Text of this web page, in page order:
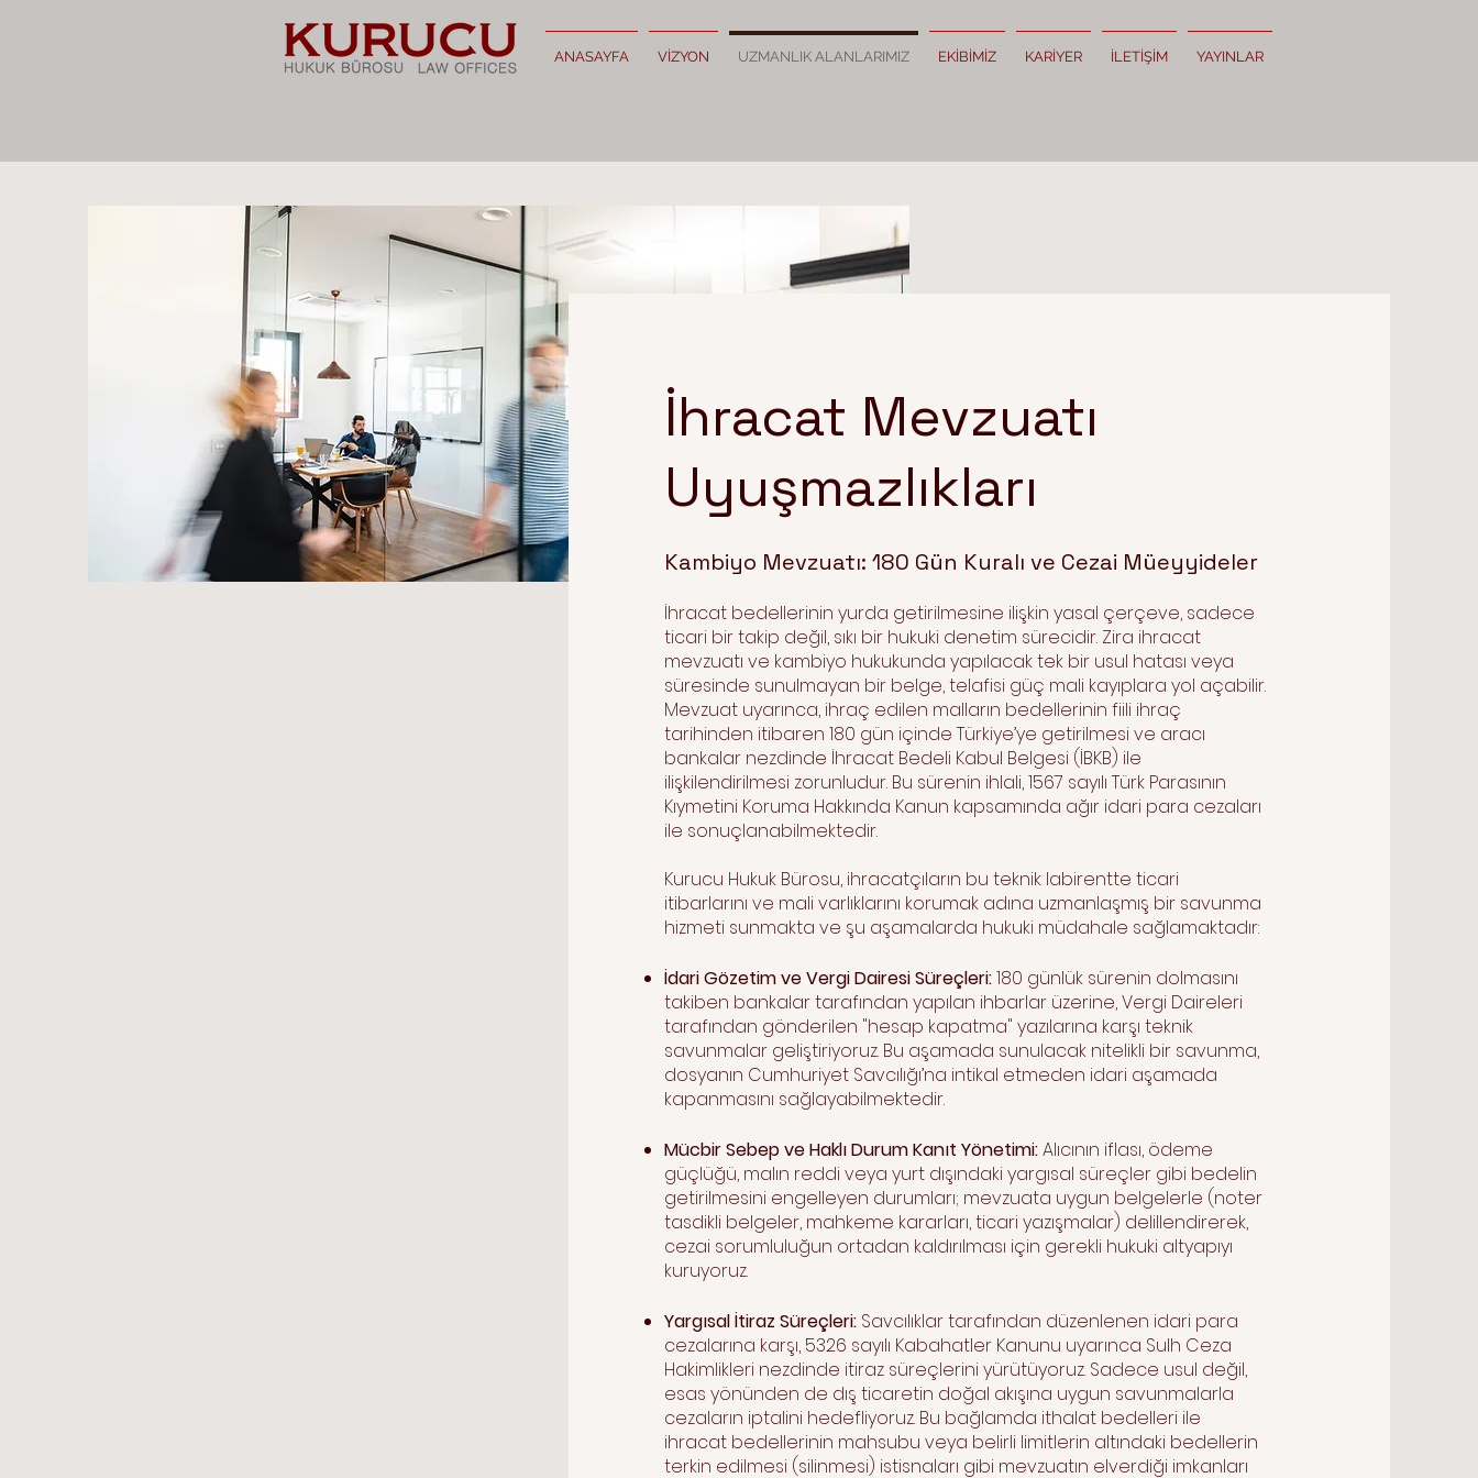
ANASAYFA VİZYON UZMANLIK ALANLARIMIZ EKİBİMİZ KARİYER İLETİŞİM YAYINLAR
İhracat Mevzuatı
Uyuşmazlıkları
Kambiyo Mevzuatı: 180 Gün Kuralı ve Cezai Müeyyideler
İhracat bedellerinin yurda getirilmesine ilişkin yasal çerçeve, sadece
ticari bir takip değil, sıkı bir hukuki denetim sürecidir. Zira ihracat
mevzuatı ve kambiyo hukukunda yapılacak tek bir usul hatası veya
süresinde sunulmayan bir belge, telafisi güç mali kayıplara yol açabilir.
Mevzuat uyarınca, ihraç edilen malların bedellerinin fiili ihraç
tarihinden itibaren 180 gün içinde Türkiye’ye getirilmesi ve aracı
bankalar nezdinde İhracat Bedeli Kabul Belgesi (İBKB) ile
ilişkilendirilmesi zorunludur. Bu sürenin ihlali, 1567 sayılı Türk Parasının
Kıymetini Koruma Hakkında Kanun kapsamında ağır idari para cezaları
ile sonuçlanabilmektedir.
Kurucu Hukuk Bürosu, ihracatçıların bu teknik labirentte ticari
itibarlarını ve mali varlıklarını korumak adına uzmanlaşmış bir savunma
hizmeti sunmakta ve şu aşamalarda hukuki müdahale sağlamaktadır:
İdari Gözetim ve Vergi Dairesi Süreçleri:180 günlük sürenin dolmasını
takiben bankalar tarafından yapılan ihbarlar üzerine, Vergi Daireleri
tarafından gönderilen "hesap kapatma" yazılarına karşı teknik
savunmalar geliştiriyoruz. Bu aşamada sunulacak nitelikli bir savunma,
dosyanın Cumhuriyet Savcılığı’na intikal etmeden idari aşamada
kapanmasını sağlayabilmektedir.
Mücbir Sebep ve Haklı Durum Kanıt Yönetimi:Alıcının iflası, ödeme
güçlüğü, malın reddi veya yurt dışındaki yargısal süreçler gibi bedelin
getirilmesini engelleyen durumları; mevzuata uygun belgelerle (noter
tasdikli belgeler, mahkeme kararları, ticari yazışmalar) delillendirerek,
cezai sorumluluğun ortadan kaldırılması için gerekli hukuki altyapıyı
kuruyoruz.
Yargısal İtiraz Süreçleri: Savcılıklar tarafından düzenlenen idari para
cezalarına karşı, 5326 sayılı Kabahatler Kanunu uyarınca Sulh Ceza
Hakimlikleri nezdinde itiraz süreçlerini yürütüyoruz. Sadece usul değil,
esas yönünden de dış ticaretin doğal akışına uygun savunmalarla
cezaların iptalini hedefliyoruz. Bu bağlamda ithalat bedelleri ile
ihracat bedellerinin mahsubu veya belirli limitlerin altındaki bedellerin
terkin edilmesi (silinmesi) istisnaları gibi mevzuatın elverdiği imkanları